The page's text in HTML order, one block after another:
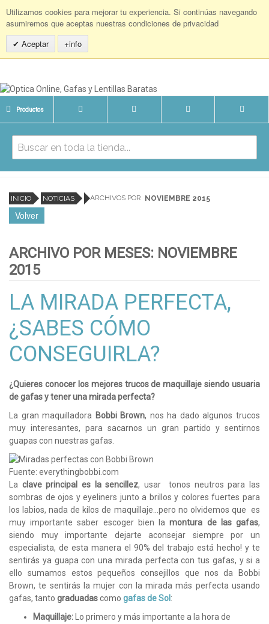
Utilizamos cookies para mejorar tu experiencia. Si continúas navegando
asumiremos que aceptas nuestras condiciones de privacidad
Aceptar
+info
Productos
INICIO NOTICIAS ARCHIVOS POR NOVIEMBRE 2015
Volver
ARCHIVO POR MESES: NOVIEMBRE
2015
LA MIRADA PERFECTA,
¿SABES CÓMO
CONSEGUIRLA?
¿Quieres conocer los mejores trucos de maquillaje siendo usuaria
de gafas y tener una mirada perfecta?
La gran maquilladora Bobbi Brown, nos ha dado algunos trucos
muy interesantes, para sacarnos un gran partido y sentirnos
guapas con nuestras gafas.
Fuente: everythingbobbi.com
La clave principal es la sencillez, usar tonos neutros para las
sombras de ojos y eyeliners junto a brillos y colores fuertes para
los labios, nada de kilos de maquillaje...pero no olvidemos que es
muy importante saber escoger bien lamontura de las gafas,
siendo muy importante dejarte aconsejar siempre por un
especialista, de esta manera el 90% del trabajo está hecho! y te
sentirás ya guapa con una mirada perfecta con tus gafas, y si a
ello sumamos estos pequeños consejillos que nos da Bobbi
Brown, te sentirás la mujer con la mirada más perfecta usando
gafas, tanto graduadascomo gafas de Sol :
Maquillaje: Lo primero y más importante a la hora de